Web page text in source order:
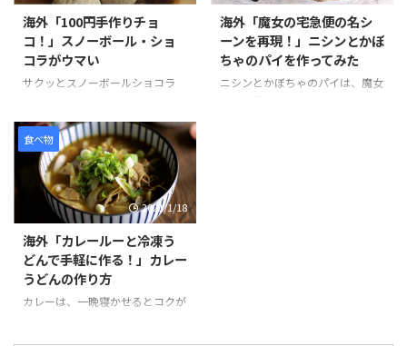
様に砕いて、パン粉を付ける要領
でまぶし、揚げる前のコロッケの
ように形を整えていきます。 冷蔵
庫で1時間半ほど冷やし固めて、
最後にチョコレートをソースのよ
を見てみましょう。 引用元：
https://www.you ...
に入りのお店は、東京ラーメンス
トリートの「ソラノイロ」と、渋
谷の「真武咲弥（しんぶさき
や）」です。 ラーメンは見た目
が変わらないため食べるまで少し
海外「100円手作りチョ
コ！」スノーボール・ショ
コラがウマい
サクッとスノーボールショコラ
るミックス粉シリーズのひとつ
で、材料の準備がバターのみで作
ることができます。 バターは室
温に戻すか、電子レンジを使って
やわらかくすることができます。
また混ぜて生地をまとめて、冷や
して形を作る工程は、クッキー作
りとほぼ同じで、混ぜる材料が少
ない分もっと簡単にできそうで
す。 そんな「スノーボール・シ
ョコラ」の様子を見てみましょ
海外「魔女の宅急便の名シ
ーンを再現！」ニシンとかぼ
ちゃのパイを作ってみた
ニシンとかぼちゃのパイは、魔女
食べ物
2021/1/18
海外「カレールーと冷凍う
どんで手軽に作る！」カレー
うどんの作り方
カレーは、一晩寝かせるとコクが